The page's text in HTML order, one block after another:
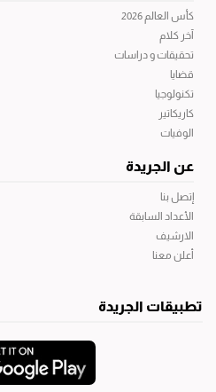
كأس العالم 2026
آخر كلام
تحقيقات و دراسات
قضايا
تكنولوجيا
كاريكاتير
الوفيات
عن الجريدة
إتصل بنا
الأعداد السابقة
الارشيف
أعلن معنا
تطبيقات الجريدة